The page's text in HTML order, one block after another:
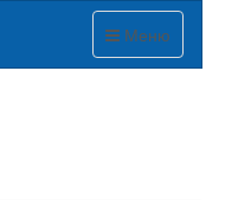
Меню